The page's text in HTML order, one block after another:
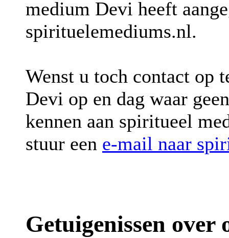
medium Devi heeft
spirituelemediums.nl.
Wenst u toch contact op
Devi op en dag waar
kennen aan spiritueel
stuur een e-mail naar
Getuigenissen over